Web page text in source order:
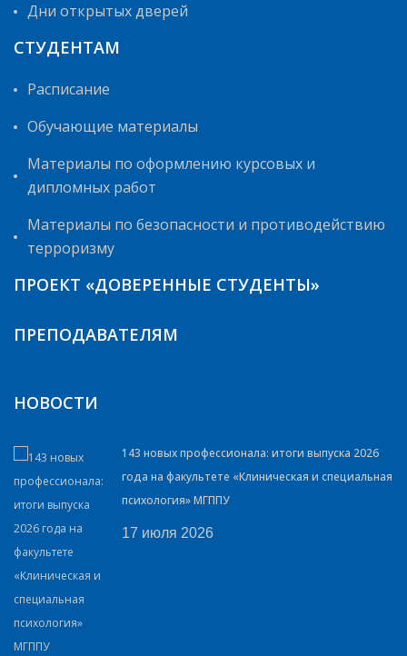
Дни открытых дверей
СТУДЕНТАМ
Расписание
Обучающие материалы
Материалы по оформлению курсовых и
дипломных работ
Материалы по безопасности и противодействию
терроризму
ПРОЕКТ «ДОВЕРЕННЫЕ СТУДЕНТЫ»
ПРЕПОДАВАТЕЛЯМ
НОВОСТИ
143 новых профессионала: итоги выпуска 2026
года на факультете «Клиническая и специальная
психология» МГППУ
17 июля 2026